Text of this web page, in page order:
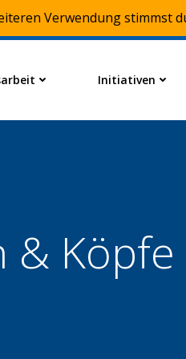
Initiativen
& Köpfe
Verwendung stimmst